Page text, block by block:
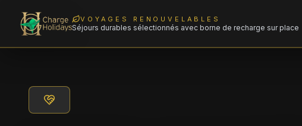
VOYAGES RENOUVELABLES
Séjours durables sélectionnés avec borne de recharge sur place